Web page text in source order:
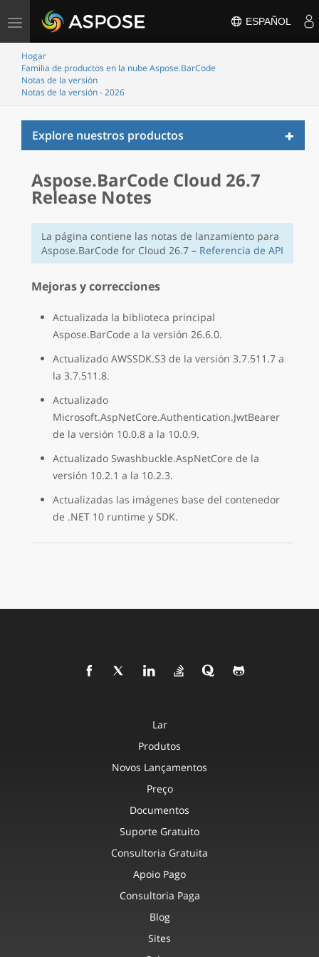
Alternar
ESPAÑOL
Hogar
Familia de productos en la nube Aspose.BarCode
Notas de la versión
Notas de la versión - 2026
Explore nuestros productos
Aspose.BarCode Cloud 26.7
Release Notes
La página contiene las notas de lanzamiento para
Aspose.BarCode for Cloud 26.7 – Referencia de API
Mejoras y correcciones
Actualizada la biblioteca principal
Aspose.BarCode a la versión 26.6.0.
Actualizado AWSSDK.S3 de la versión 3.7.511.7 a
la 3.7.511.8.
Actualizado
Microsoft.AspNetCore.Authentication.JwtBearer
de la versión 10.0.8 a la 10.0.9.
Actualizado Swashbuckle.AspNetCore de la
versión 10.2.1 a la 10.2.3.
Actualizadas las imágenes base del contenedor
de .NET 10 runtime y SDK.
Lar
Produtos
Novos Lançamentos
Preço
Documentos
Suporte Gratuito
Consultoria Gratuita
Apoio Pago
Consultoria Paga
Blog
Sites